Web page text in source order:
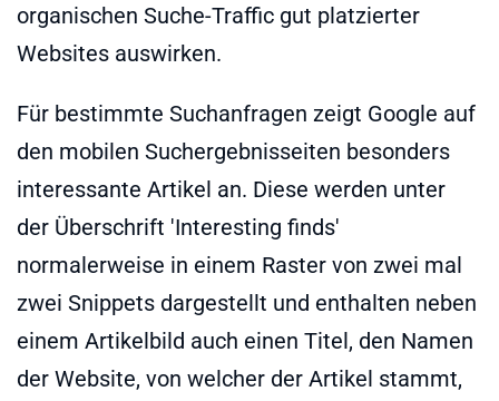
organischen Suche-Traffic gut platzierter
Websites auswirken.
Für bestimmte Suchanfragen zeigt Google auf
den mobilen Suchergebnisseiten besonders
interessante Artikel an. Diese werden unter
der Überschrift 'Interesting finds'
normalerweise in einem Raster von zwei mal
zwei Snippets dargestellt und enthalten neben
einem Artikelbild auch einen Titel, den Namen
der Website, von welcher der Artikel stammt,